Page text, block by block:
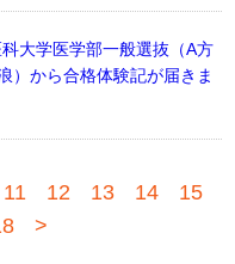
科大学医学部一般選抜（A方
）から合格体験記が届きま
11 12 13 14
15
>